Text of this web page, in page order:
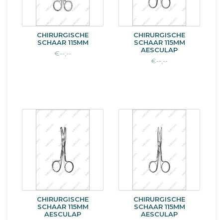
CHIRURGISCHE
SCHAAR 115MM
€--,--
CHIRURGISCHE
SCHAAR 115MM
AESCULAP
€--,--
CHIRURGISCHE
SCHAAR 115MM
AESCULAP
CHIRURGISCHE
SCHAAR 115MM
AESCULAP